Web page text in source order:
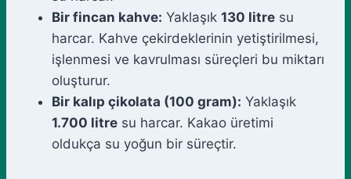
Bir fincan kahve: Yaklaşık 130 litre su
harcar. Kahve çekirdeklerinin yetiştirilmesi,
işlenmesi ve kavrulması süreçleri bu miktarı
oluşturur.
Bir kalıp çikolata (100 gram): Yaklaşık
1.700 litre su harcar. Kakao üretimi
oldukça su yoğun bir süreçtir.